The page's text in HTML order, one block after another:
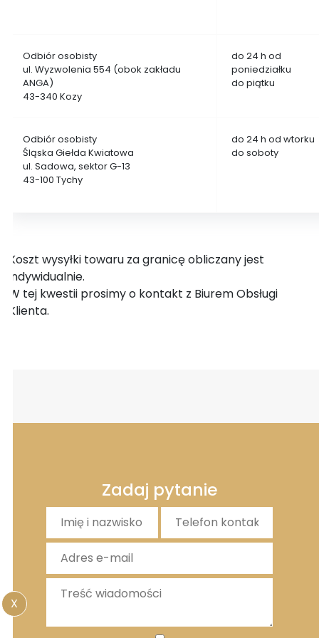
X
Odbiór osobisty
ul. Wyzwolenia 554 (obok zakładu
ANGA)
43-340 Kozy
do 24 h od
poniedziałku
do piątku
Odbiór osobisty
Śląska Giełda Kwiatowa
ul. Sadowa, sektor G-13
43-100 Tychy
do 24 h od wtorku
do soboty
Koszt wysyłki towaru za granicę obliczany jest
indywidualnie.
W tej kwestii prosimy o kontakt z Biurem Obsługi
Klienta.
Zadaj pytanie